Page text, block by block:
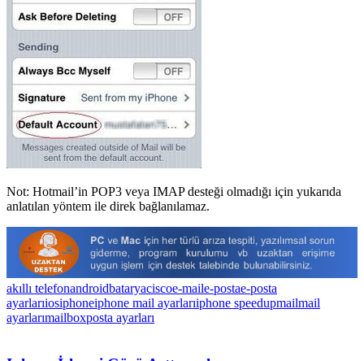
Not: Hotmail’in POP3 veya IMAP desteği olmadığı için yukarıda
anlatılan yöntem ile direk bağlanılamaz.
akıllı telefonandroidbataryaciscoe-maile-postae-posta
ayarlarıiosiphoneiphone mail ayarlarıiphone speedupmailmail
ayarlarımailboxposta ayarları